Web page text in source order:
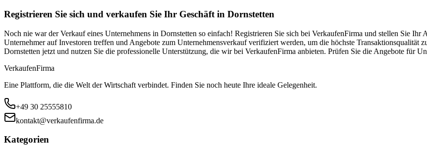
Registrieren Sie sich und verkaufen Sie Ihr Geschäft in Dornstetten
Noch nie war der Verkauf eines Unternehmens in Dornstetten so einfach! Registrieren Sie sich bei VerkaufenFirma und stellen Sie
Unternehmer auf Investoren treffen und Angebote zum Unternehmensverkauf verifiziert werden, um die höchste Transaktionsqualität
Dornstetten jetzt und nutzen Sie die professionelle Unterstützung, die wir bei VerkaufenFirma anbieten. Prüfen Sie die Angebote für
VerkaufenFirma
Eine Plattform, die die Welt der Wirtschaft verbindet. Finden Sie noch heute Ihre ideale Gelegenheit.
+49 30 25555810
kontakt@verkaufenfirma.de
Kategorien